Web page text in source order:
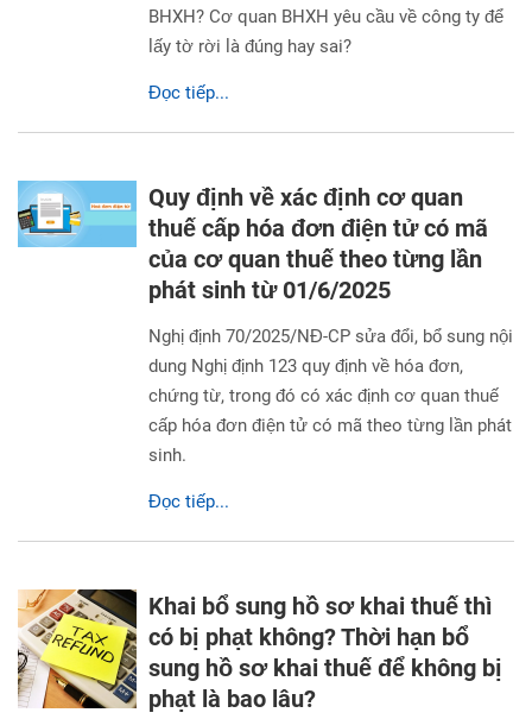
BHXH? Cơ quan BHXH yêu cầu về công ty để
lấy tờ rời là đúng hay sai?
Đọc tiếp...
Quy định về xác định cơ quan
thuế cấp hóa đơn điện tử có mã
của cơ quan thuế theo từng lần
phát sinh từ 01/6/2025
Nghị định 70/2025/NĐ-CP sửa đổi, bổ sung nội
dung Nghị định 123 quy định về hóa đơn,
chứng từ, trong đó có xác định cơ quan thuế
cấp hóa đơn điện tử có mã theo từng lần phát
sinh.
Đọc tiếp...
Khai bổ sung hồ sơ khai thuế thì
có bị phạt không? Thời hạn bổ
sung hồ sơ khai thuế để không bị
phạt là bao lâu?